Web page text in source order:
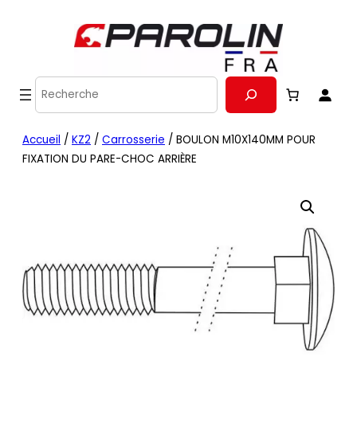
Recherche
Accueil / KZ2 / Carrosserie / BOULON M10X140MM POUR
FIXATION DU PARE-CHOC ARRIÈRE